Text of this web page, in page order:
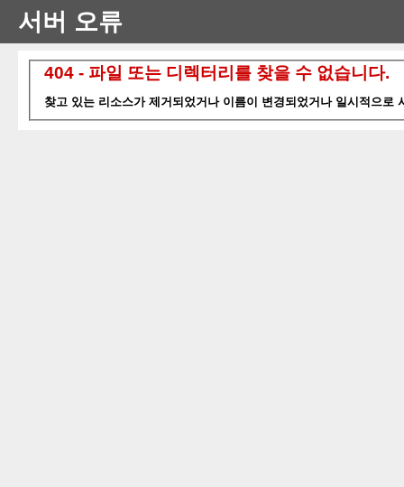
서버 오류
404 - 파일 또는 디렉터리를 찾을 수 없습니다.
찾고 있는 리소스가 제거되었거나 이름이 변경되었거나 일시적으로